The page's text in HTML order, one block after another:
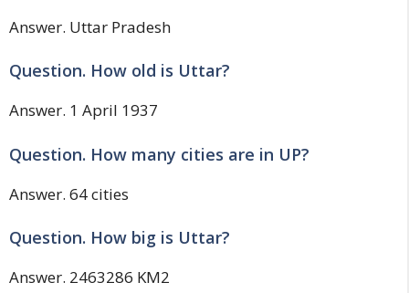
Answer. Uttar Pradesh
Question. How old is Uttar?
Answer. 1 April 1937
Question. How many cities are in UP?
Answer. 64 cities
Question. How big is Uttar?
Answer. 2463286 KM2